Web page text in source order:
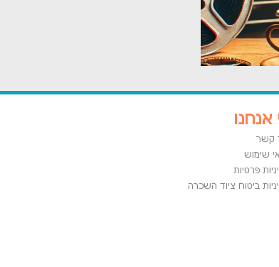
אנחנו
קשר
שימוש
פרטיות
ביטוח ציוד השכרה